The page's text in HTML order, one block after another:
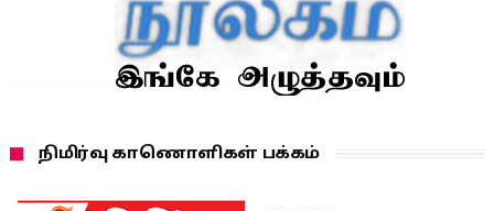
நிமிர்வு காணொளிகள் பக்கம்